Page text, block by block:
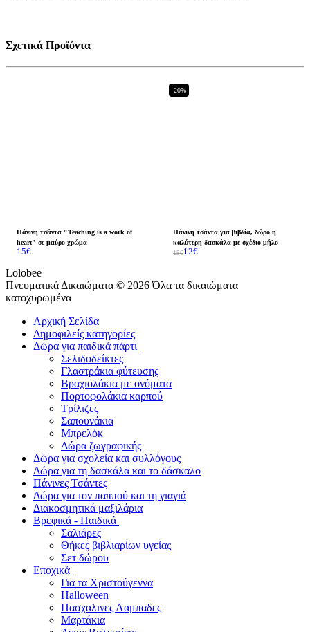
Σχετικά Προϊόντα
Πάνινη τσάντα "Teaching is a work of
heart" σε μαύρο χρώμα
15€
-20%
Πάνινη τσάντα για βιβλία, δώρο η
καλύτερη δασκάλα με σχέδιο μήλο
15€12€
Lolobee
Πνευματικά Δικαιώματα © 2026 Όλα τα δικαιώματα
κατοχυρωμένα
Αρχική Σελίδα
Δημοφιλείς κατηγορίες
Δώρα για παιδικά πάρτι
Σελιδοδείκτες
Γλαστράκια φύτευσης
Βραχιολάκια με ονόματα
Πορτοφολάκια καρπού
Τρίλιζες
Σαπουνάκια
Μπρελόκ
Δώρα ζωγραφικής
Δώρα για σχολεία και συλλόγους
Δώρα για τη δασκάλα και το δάσκαλο
Πάνινες Τσάντες
Δώρα για τον παππού και τη γιαγιά
Διακοσμητικά μαξιλάρια
Βρεφικά - Παιδικά
Σαλιάρες
Θήκες βιβλιαρίων υγείας
Σετ δώρου
Εποχικά
Για τα Χριστούγεννα
Halloween
Πασχαλινες Λαμπαδες
Μαρτάκια